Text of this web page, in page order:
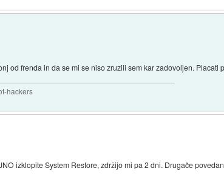
od frenda in da se mi se niso zruzili sem kar zadovoljen. Placati
hackers
izklopite System Restore, zdržijo mi pa 2 dni. Drugače